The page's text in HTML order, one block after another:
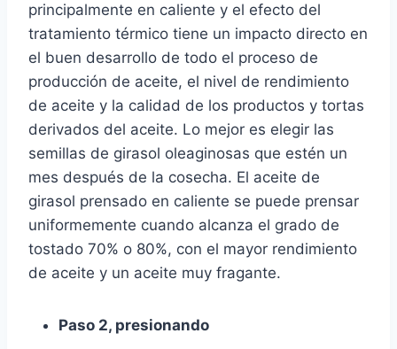
principalmente en caliente y el efecto del
tratamiento térmico tiene un impacto directo en
el buen desarrollo de todo el proceso de
producción de aceite, el nivel de rendimiento
de aceite y la calidad de los productos y tortas
derivados del aceite. Lo mejor es elegir las
semillas de girasol oleaginosas que estén un
mes después de la cosecha. El aceite de
girasol prensado en caliente se puede prensar
uniformemente cuando alcanza el grado de
tostado 70% o 80%, con el mayor rendimiento
de aceite y un aceite muy fragante.
Paso 2, presionando